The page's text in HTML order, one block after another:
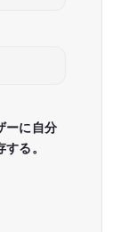
ーに自分
る。